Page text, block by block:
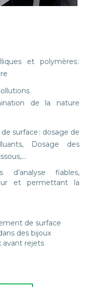
et polymères :
de la nature
surface : dosage de
Dosage des
d’analyse fiables,
et permettant la
de surface
des bijoux
avant rejets